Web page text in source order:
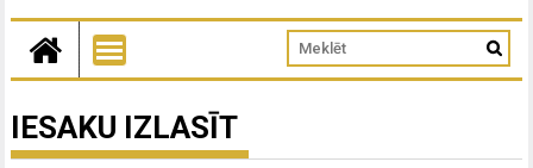
IESAKU IZLASĪT